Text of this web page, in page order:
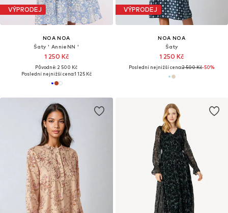
VÝPRODEJ
NOA NOA
Šaty ' AnnieNN '
1 250 Kč
Původně: 2 500 Kč
Poslední nejnižší cena:1 125 Kč
VÝPRODEJ
NOA NOA
Šaty
1 250 Kč
Poslední nejnižší cena:2 500 Kč-50%